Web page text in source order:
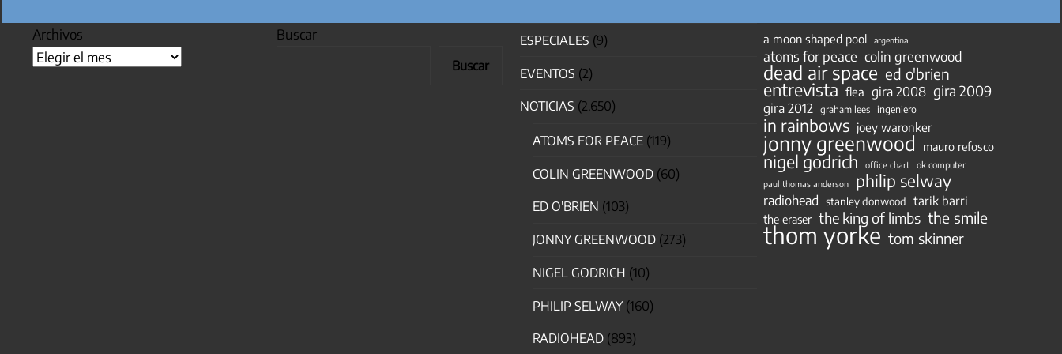
Archivos Buscar
Buscar
ESPECIALES (9)
EVENTOS (2)
NOTICIAS (2.650)
ATOMS FOR PEACE (119)
COLIN GREENWOOD (60)
ED O'BRIEN (103)
JONNY GREENWOOD (273)
NIGEL GODRICH (10)
PHILIP SELWAY(160)
RADIOHEAD (893)
a moon shaped pool argentina
atoms for peace colin greenwood
dead air space ed o'brien
entrevista flea gira 2008 gira 2009
gira 2012 graham lees ingeniero
in rainbows joey waronker
jonny greenwood mauro refosco
nigel godrich office chart ok computer
paul thomas anderson philip selway
radiohead stanley donwood tarik barri
the eraser the king of limbs the smile
thom yorke tom skinner